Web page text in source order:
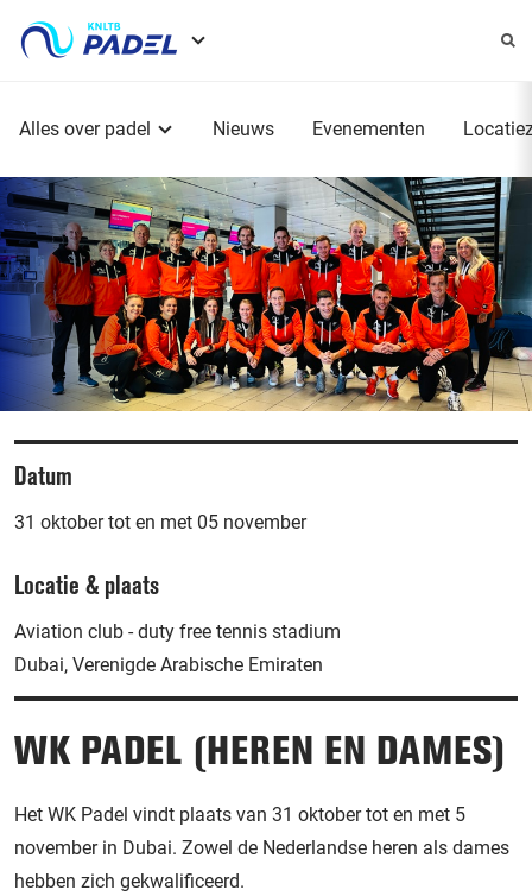
Alles over padel Nieuws Evenementen
Datum
31 oktober tot en met 05 november
Locatie & plaats
Aviation club - duty free tennis stadium
Dubai, Verenigde Arabische Emiraten
WK PADEL (HEREN EN DAMES)
Het WK Padel vindt plaats van 31 oktober tot en met 5
november in Dubai. Zowel de Nederlandse heren als dames
hebben zich gekwalificeerd.